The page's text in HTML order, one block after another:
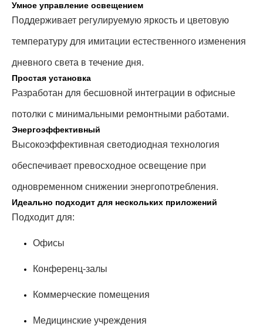
Умное управление освещением
Поддерживает регулируемую яркость и цветовую
температуру для имитации естественного изменения
дневного света в течение дня.
Простая установка
Разработан для бесшовной интеграции в офисные
потолки с минимальными ремонтными работами.
Энергоэффективный
Высокоэффективная светодиодная технология
обеспечивает превосходное освещение при
одновременном снижении энергопотребления.
Идеально подходит для нескольких приложений
Подходит для:
Офисы
Конференц-залы
Коммерческие помещения
Медицинские учреждения